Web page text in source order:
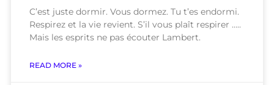
C’est juste dormir. Vous dormez. Tu t’es endormi.
Respirez et la vie revient. S’il vous plaît respirer …..
Mais les esprits ne pas écouter Lambert.
READ MORE »